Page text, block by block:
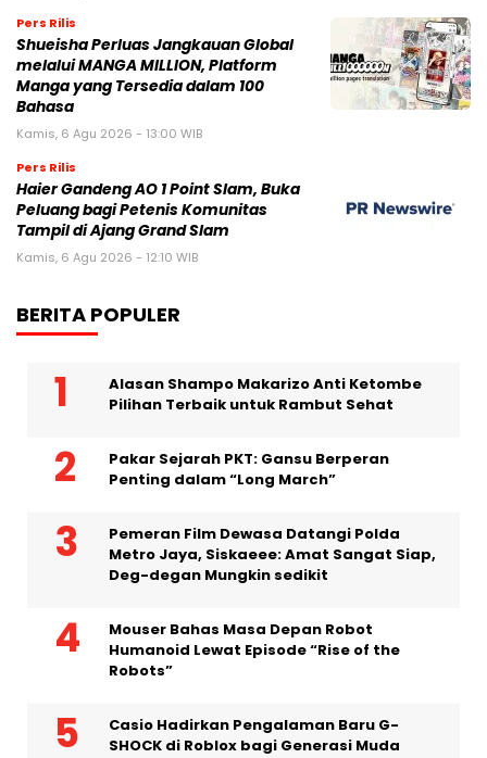
Pers Rilis
Shueisha Perluas Jangkauan Global
melalui MANGA MILLION, Platform
Manga yang Tersedia dalam 100
Bahasa
Kamis, 6 Agu 2026 - 13:00 WIB
Pers Rilis
Haier Gandeng AO 1 Point Slam, Buka
Peluang bagi Petenis Komunitas
Tampil di Ajang Grand Slam
Kamis, 6 Agu 2026 - 12:10 WIB
BERITA POPULER
Alasan Shampo Makarizo Anti Ketombe
Pilihan Terbaik untuk Rambut Sehat
Pakar Sejarah PKT: Gansu Berperan
Penting dalam “Long March”
Pemeran Film Dewasa Datangi Polda
Metro Jaya, Siskaeee: Amat Sangat Siap,
Deg-degan Mungkin sedikit
Mouser Bahas Masa Depan Robot
Humanoid Lewat Episode “Rise of the
Robots”
Casio Hadirkan Pengalaman Baru G-
SHOCK di Roblox bagi Generasi Muda